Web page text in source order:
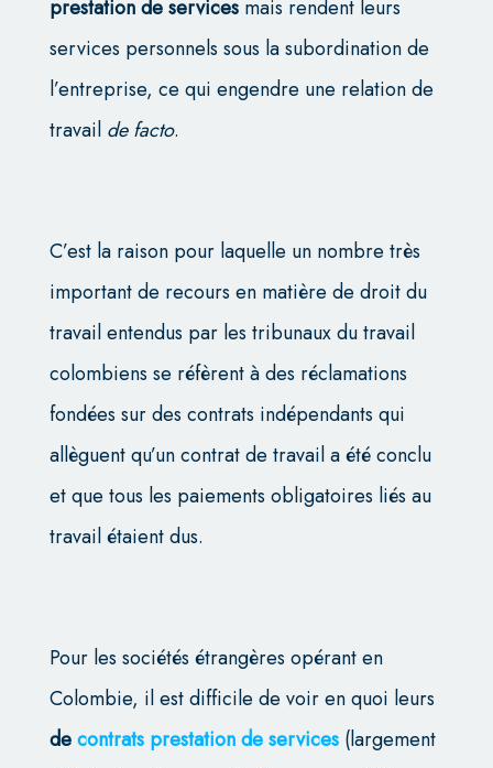
prestation de servicesmais rendent leurs
services personnels sous la subordination de
l’entreprise, ce qui engendre une relation de
travail de facto.
C’est la raison pour laquelle un nombre très
important de recours en matière de droit du
travail entendus par les tribunaux du travail
colombiens se réfèrent à des réclamations
fondées sur des contrats indépendants qui
allèguent qu’un contrat de travail a été conclu
et que tous les paiements obligatoires liés au
travail étaient dus.
Pour les sociétés étrangères opérant en
Colombie, il est difficile de voir en quoi leurs
decontrats prestation de services(largement